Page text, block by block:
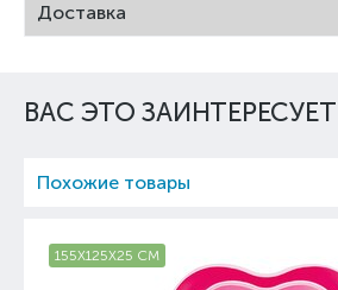
Доставка
ВАС ЭТО ЗАИНТЕРЕСУЕТ
Похожие товары
155Х125Х25 СМ